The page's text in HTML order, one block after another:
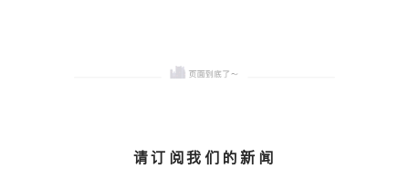
请订阅我们的新闻